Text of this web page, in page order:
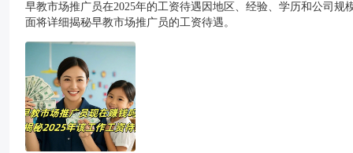
早教市场推广员在2025年的工资待遇因地区、经验、学历和公司
面将详细揭秘早教市场推广员的工资待遇。